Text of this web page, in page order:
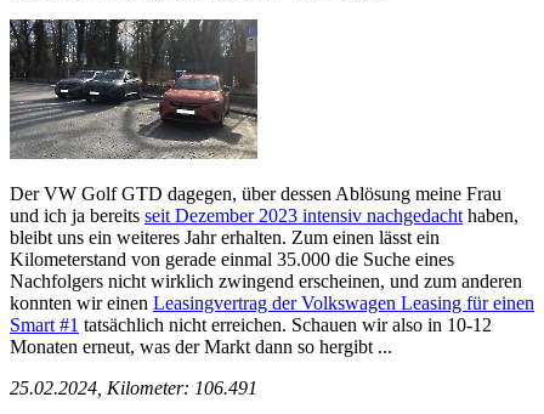
Der VW Golf GTD dagegen, über dessen Ablösung meine Frau
und ich ja bereits seit Dezember 2023 intensiv nachgedacht haben,
bleibt uns ein weiteres Jahr erhalten. Zum einen lässt ein
Kilometerstand von gerade einmal 35.000 die Suche eines
Nachfolgers nicht wirklich zwingend erscheinen, und zum anderen
konnten wir einen Leasingvertrag der Volkswagen Leasing für einen
Smart #1 tatsächlich nicht erreichen. Schauen wir also in 10-12
Monaten erneut, was der Markt dann so hergibt ...
25.02.2024, Kilometer: 106.491